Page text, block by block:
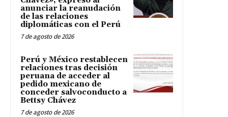
anunciar la reanudación
de las relaciones
diplomáticas con el Perú
7 de agosto de 2026
Perú y México restablecen
relaciones tras decisión
peruana de acceder al
pedido mexicano de
conceder salvoconducto a
Bettsy Chávez
7 de agosto de 2026